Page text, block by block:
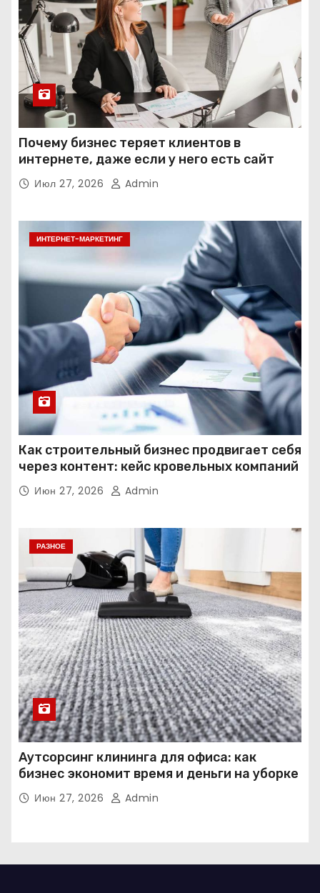
Почему бизнес теряет клиентов в
интернете, даже если у него есть сайт
Июл 27, 2026 Admin
ИНТЕРНЕТ-МАРКЕТИНГ
Как строительный бизнес продвигает себя
через контент: кейс кровельных компаний
Июн 27, 2026 Admin
РАЗНОЕ
Аутсорсинг клининга для офиса: как
бизнес экономит время и деньги на уборке
Июн 27, 2026 Admin